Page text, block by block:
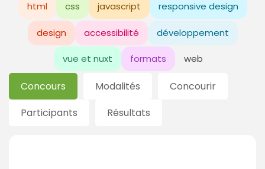
html css javascript responsive design
design accessibilité développement
vue et nuxt formats web
Concours Modalités
Concourir
Participants
Résultats